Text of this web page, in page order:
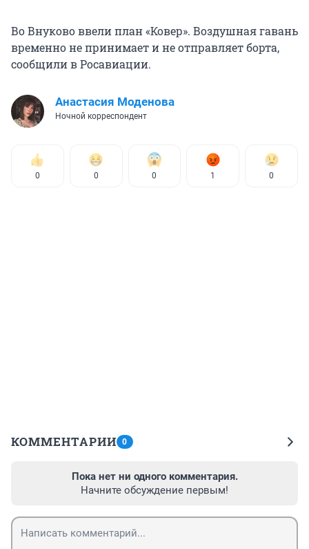
Во Внуково ввели план «Ковер». Воздушная гавань
временно не принимает и не отправляет борта,
сообщили в Росавиации.
Анастасия Моденова
Ночной корреспондент
0 0 0 1 0
КОММЕНТАРИИ 0
Пока нет ни одного комментария.
Начните обсуждение первым!